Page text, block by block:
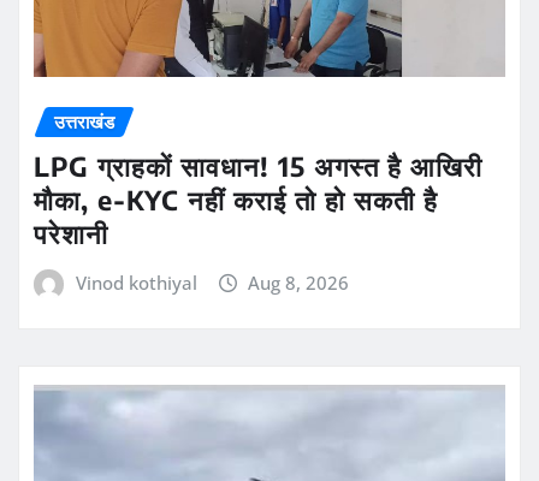
उत्तराखंड
LPG ग्राहकों सावधान! 15 अगस्त है आखिरी
मौका, e-KYC नहीं कराई तो हो सकती है
परेशानी
Vinod kothiyal Aug 8, 2026